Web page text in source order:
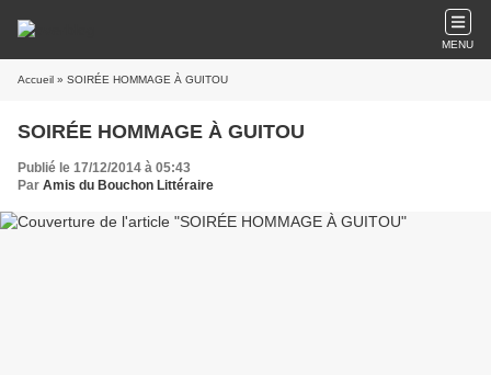
MENU
Accueil » SOIRÉE HOMMAGE À GUITOU
SOIRÉE HOMMAGE À GUITOU
Publié le 17/12/2014 à 05:43
Par Amis du Bouchon Littéraire